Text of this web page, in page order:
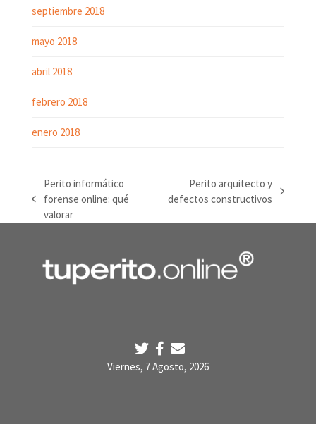
septiembre 2018
mayo 2018
abril 2018
febrero 2018
enero 2018
previous
post:
Perito informático
forense online: qué
valorar
next
Perito arquitecto y
defectos constructivos
Viernes, 7 Agosto, 2026